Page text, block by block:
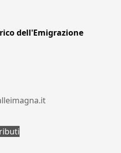
dell'Emigrazione